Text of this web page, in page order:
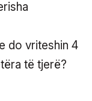
do vriteshin 4
të tjerë?